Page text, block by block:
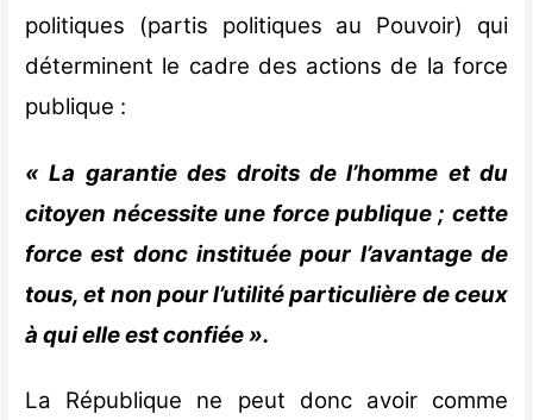
politiques (partis politiques au Pouvoir) qui
déterminent le cadre des actions de la force
publique :
« La garantie des droits de l’homme et du
citoyen nécessite une force publique ; cette
force est donc instituée pour l’avantage de
tous, et non pour l’utilité particulière de ceux
à qui elle est confiée ».
La République ne peut donc avoir comme